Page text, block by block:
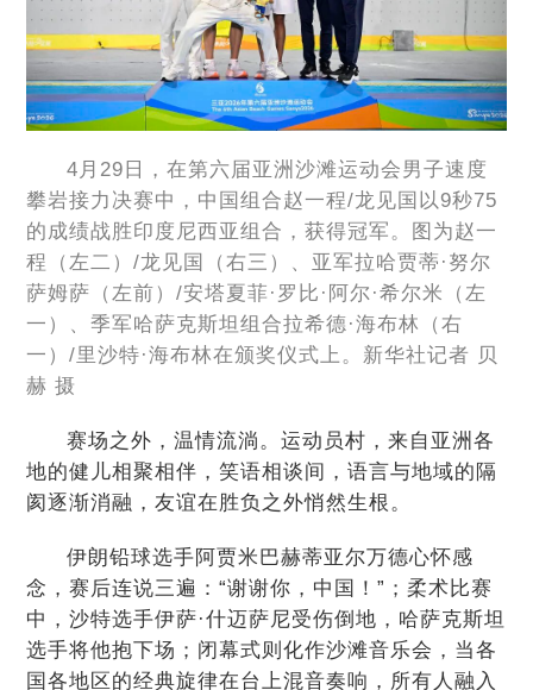
4月29日，在第六届亚洲沙滩运动会男子速度
攀岩接力决赛中，中国组合赵一程/龙见国以9秒75
的成绩战胜印度尼西亚组合，获得冠军。图为赵一
程（左二）/龙见国（右三）、亚军拉哈贾蒂·努尔
萨姆萨（左前）/安塔夏菲·罗比·阿尔·希尔米（左
一）、季军哈萨克斯坦组合拉希德·海布林（右
一）/里沙特·海布林在颁奖仪式上。新华社记者 贝
赫 摄
赛场之外，温情流淌。运动员村，来自亚洲各
地的健儿相聚相伴，笑语相谈间，语言与地域的隔
阂逐渐消融，友谊在胜负之外悄然生根。
伊朗铅球选手阿贾米巴赫蒂亚尔万德心怀感
念，赛后连说三遍：“谢谢你，中国！”；柔术比赛
中，沙特选手伊萨·什迈萨尼受伤倒地，哈萨克斯坦
选手将他抱下场；闭幕式则化作沙滩音乐会，当各
国各地区的经典旋律在台上混音奏响，所有人融入